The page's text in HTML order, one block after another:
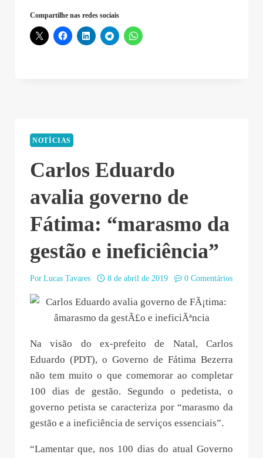
Compartilhe nas redes sociais
NOTÍCIAS
Carlos Eduardo
avalia governo de
Fátima: “marasmo da
gestão e ineficiência”
Por Lucas Tavares 8 de abril de 2019 0 Comentários
Na visão do ex-prefeito de Natal, Carlos
Eduardo (PDT), o Governo de Fátima Bezerra
não tem muito o que comemorar ao completar
100 dias de gestão. Segundo o pedetista, o
governo petista se caracteriza por “marasmo da
gestão e a ineficiência de serviços essenciais”.
“Lamentar que, nos 100 dias do atual Governo